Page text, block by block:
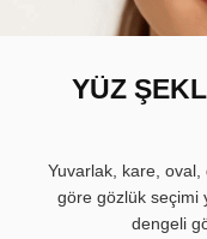
YÜZ
Yuvarlak, kare,
göre gözlük seçimi
dengeli